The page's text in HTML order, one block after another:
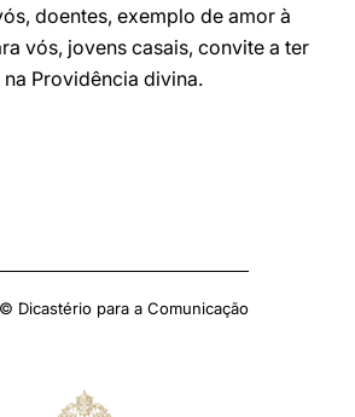
doentes, exemplo de amor à
vós, jovens casais, convite a ter
Providência divina.
Dicastério para a Comunicação